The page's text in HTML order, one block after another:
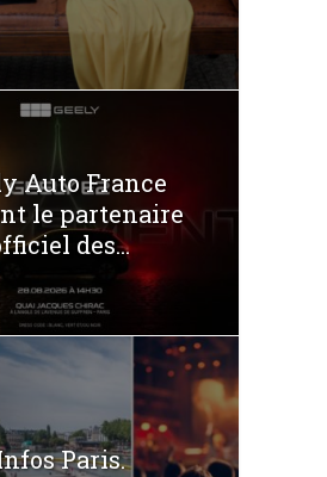
Auto France
le partenaire
des...
Paris.